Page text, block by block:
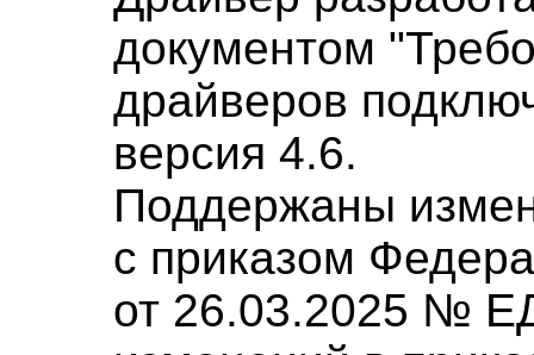
документом
драйверов
версия 4.6.
Поддержаны
с приказом
от 26.03.2025 №